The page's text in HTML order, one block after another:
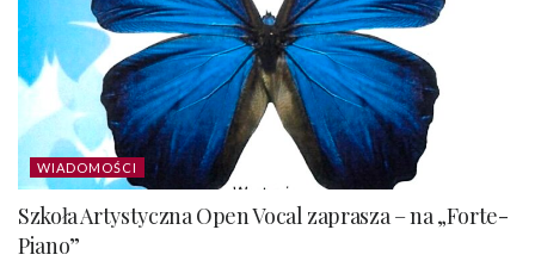
WIADOMOŚCI
Szkoła Artystyczna Open Vocal zaprasza – na „Forte-
Piano”